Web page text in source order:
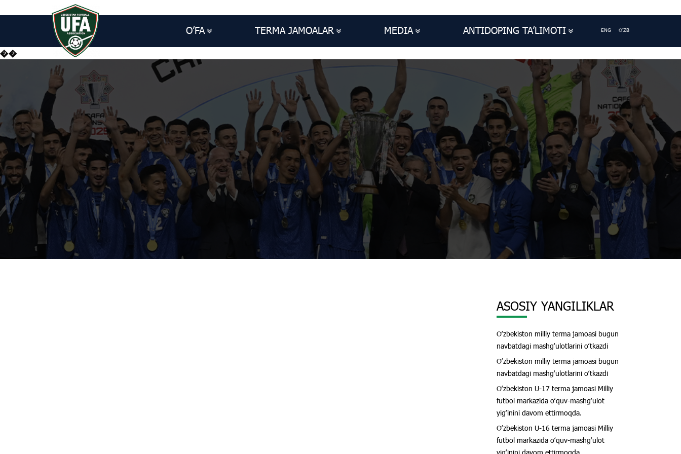
O’FA TERMA JAMOALAR MEDIA ANTIDOPING TA’LIMOTI ENG O'ZB
��
ASOSIY YANGILIKLAR
Oʻzbekiston milliy terma jamoasi bugun
navbatdagi mashgʻulotlarini oʻtkazdi
Oʻzbekiston milliy terma jamoasi bugun
navbatdagi mashgʻulotlarini oʻtkazdi
Oʻzbekiston U-17 terma jamoasi Milliy
futbol markazida oʻquv-mashgʻulot
yigʻinini davom ettirmoqda.
Oʻzbekiston U-16 terma jamoasi Milliy
futbol markazida oʻquv-mashgʻulot
yigʻinini davom ettirmoqda